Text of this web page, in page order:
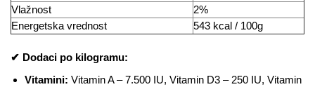
Vlažnost
2%
Energetska vrednost
543 kcal / 100g
✔ Dodaci po kilogramu:
Vitamini: Vitamin A – 7.500 IU, Vitamin D3 – 250 IU, Vitamin